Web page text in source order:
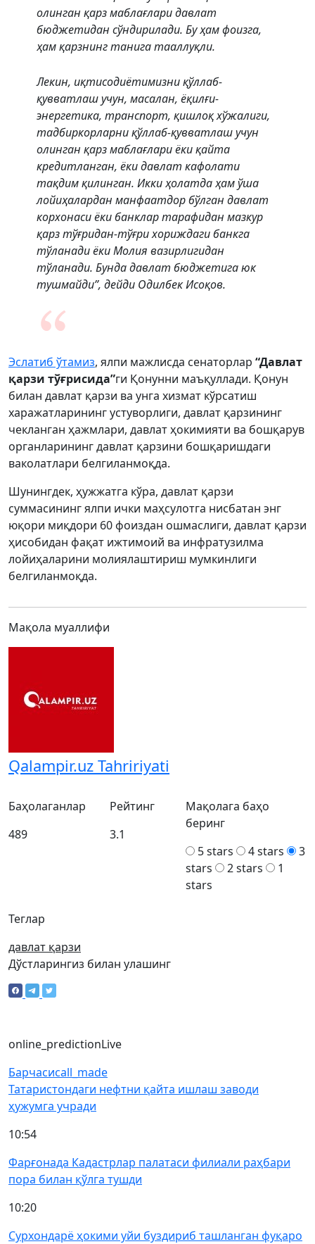
олинган қарз маблағлари давлат
бюджетидан сўндирилади. Бу ҳам фоизга,
ҳам қарзнинг танига тааллуқли.
Лекин, иқтисодиётимизни қўллаб-
қувватлаш учун, масалан, ёқилғи-
энергетика, транспорт, қишлоқ хўжалиги,
тадбиркорларни қўллаб-қувватлаш учун
олинган қарз маблағлари ёки қайта
кредитланган, ёки давлат кафолати
тақдим қилинган. Икки ҳолатда ҳам ўша
лойиҳалардан манфаатдор бўлган давлат
корхонаси ёки банклар тарафидан мазкур
қарз тўғридан-тўғри хориждаги банкга
тўланади ёки Молия вазирлигидан
тўланади. Бунда давлат бюджетига юк
тушмайди”, дейди Одилбек Исоқов.
Эслатиб ўтамиз, ялпи мажлисда сенаторлар “Давлат
қарзи тўғрисида”ги Қонунни маъқуллади. Қонун
билан давлат қарзи ва унга хизмат кўрсатиш
харажатларининг устуворлиги, давлат қарзининг
чекланган ҳажмлари, давлат ҳокимияти ва бошқарув
органларининг давлат қарзини бошқаришдаги
ваколатлари белгиланмоқда.
Шунингдек, ҳужжатга кўра, давлат қарзи
суммасининг ялпи ички маҳсулотга нисбатан энг
юқори миқдори 60 фоиздан ошмаслиги, давлат қарзи
ҳисобидан фақат ижтимоий ва инфратузилма
лойиҳаларини молиялаштириш мумкинлиги
белгиланмоқда.
Мақола муаллифи
Qalampir.uz Tahririyati
Теглар
давлат қарзи
Баҳолаганлар
489
Рейтинг
3.1
Мақолага баҳо
беринг
5 stars
4 stars
3
stars
2 stars
1
stars
Дўстларингиз билан улашинг
online_predictionLive
Барчасиcall_made
Татаристондаги нефтни қайта ишлаш заводи
ҳужумга учради
10:54
Фарғонада Кадастрлар палатаси филиали раҳбари
пора билан қўлга тушди
10:20
Сурхондарё ҳокими уйи буздириб ташланган фуқаро